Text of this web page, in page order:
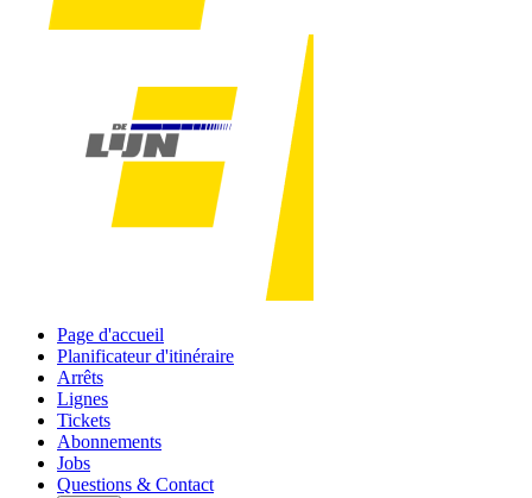
Page d'accueil
Planificateur d'itinéraire
Arrêts
Lignes
Tickets
Abonnements
Jobs
Questions & Contact